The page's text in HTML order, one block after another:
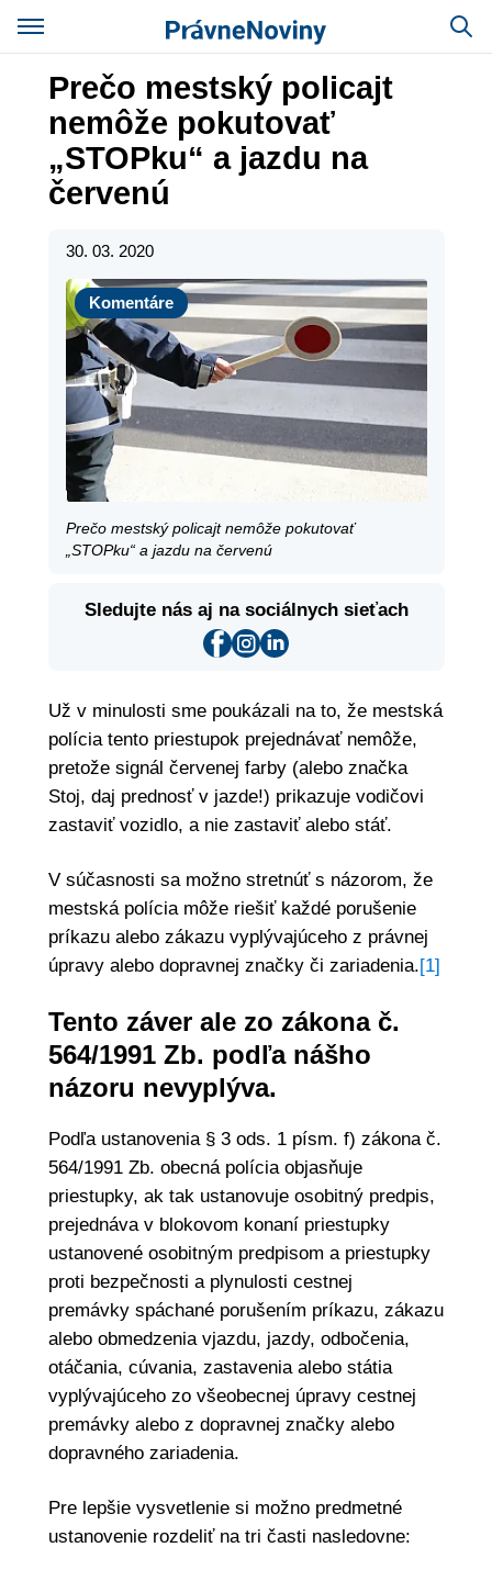
Prečo mestský policajt
nemôže pokutovať
„STOPku“ a jazdu na
červenú
30. 03. 2020
Komentáre
Komentáre
Prečo mestský policajt nemôže pokutovať
„STOPku“ a jazdu na červenú
Sledujte nás aj na sociálnych sieťach
Už v minulosti sme poukázali na to, že mestská
polícia tento priestupok prejednávať nemôže,
pretože signál červenej farby (alebo značka
Stoj, daj prednosť v jazde!) prikazuje vodičovi
zastaviť vozidlo, a nie zastaviť alebo stáť.
V súčasnosti sa možno stretnúť s názorom, že
mestská polícia môže riešiť každé porušenie
príkazu alebo zákazu vyplývajúceho z právnej
úpravy alebo dopravnej značky či zariadenia.[1]
Tento záver ale zo zákona č.
564/1991 Zb. podľa nášho
názoru nevyplýva.
Podľa ustanovenia § 3 ods. 1 písm. f) zákona č.
564/1991 Zb. obecná polícia objasňuje
priestupky, ak tak ustanovuje osobitný predpis,
prejednáva v blokovom konaní priestupky
ustanovené osobitným predpisom a priestupky
proti bezpečnosti a plynulosti cestnej
premávky spáchané porušením príkazu, zákazu
alebo obmedzenia vjazdu, jazdy, odbočenia,
otáčania, cúvania, zastavenia alebo státia
vyplývajúceho zo všeobecnej úpravy cestnej
premávky alebo z dopravnej značky alebo
dopravného zariadenia.
Pre lepšie vysvetlenie si možno predmetné
ustanovenie rozdeliť na tri časti nasledovne: